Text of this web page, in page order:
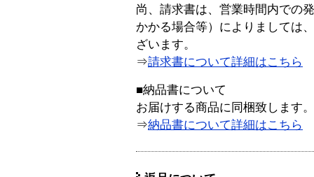
尚、請求書は、営業時間内での
かかる場合等）によりましては
ざいます。
⇒請求書について詳細はこちら
■納品書について
お届けする商品に同梱致します。
⇒納品書について詳細はこちら